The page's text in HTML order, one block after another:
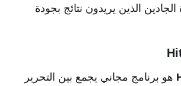
الجادين الذين يريدون نتائج بجودة
هو برنامج مجاني يجمع بين التحرير